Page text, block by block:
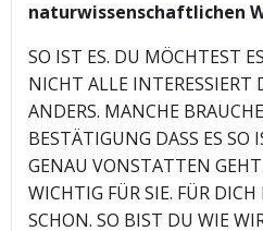
naturwissenschaftlichen
SO IST ES. DU MÖCHTEST
NICHT ALLE INTERESSIERT
ANDERS. MANCHE
BESTÄTIGUNG DASS ES SO
GENAU VONSTATTEN
WICHTIG FÜR SIE. FÜR DICH
SCHON. SO BIST DU WIE